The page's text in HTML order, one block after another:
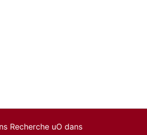
Recherche uO dans